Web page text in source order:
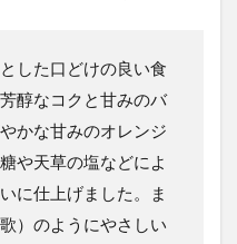
した口どけの良い食
醇なコクと甘みのバ
かな甘みのオレンジ
や天草の塩などによ
に仕上げました。ま
）のようにやさしい